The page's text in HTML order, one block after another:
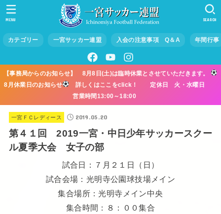
カテゴリー 一宮サッカー連盟 入会の注意事項 Q＆A 年間行事
SEARCH
MENU
【事務局からのお知らせ】 8月8日(土)は臨時休業とさせていただきます。
8月休業日のお知らせ
詳しくはここをclick！ 定休日 火・水曜日
営業時間13:00～18:00
一宮ＦＣレディース 2019.05.20
第４１回 2019一宮・中日少年サッカースクー
ル夏季大会 女子の部
試合日：７月２１日（日）
試合会場：光明寺公園球技場メイン
集合場所：光明寺メイン中央
集合時間：８：００集合